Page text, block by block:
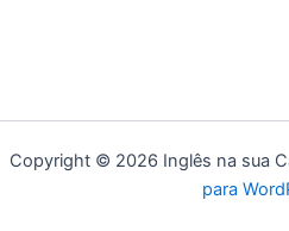
Copyright © 2026 Inglês na sua
para